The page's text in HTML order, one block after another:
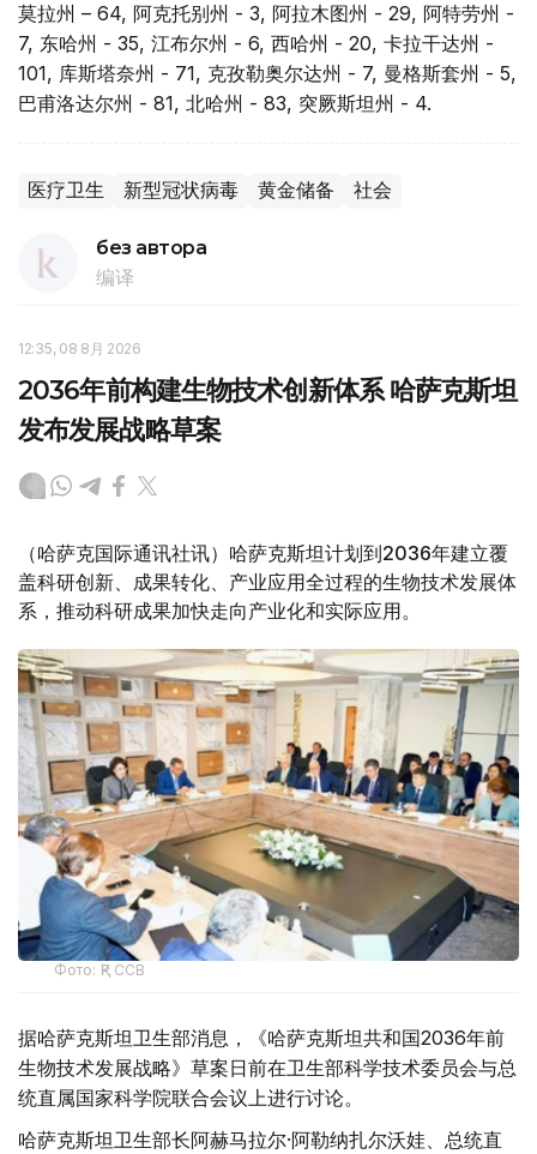
莫拉州 – 64, 阿克托别州 - 3, 阿拉木图州 - 29, 阿特劳州 -
7, 东哈州 - 35, 江布尔州 - 6, 西哈州 - 20, 卡拉干达州 -
101, 库斯塔奈州 - 71, 克孜勒奥尔达州 - 7, 曼格斯套州 - 5,
巴甫洛达尔州 - 81, 北哈州 - 83, 突厥斯坦州 - 4.
医疗卫生 新型冠状病毒 黄金储备 社会
без автора
编译
12:35, 08 8月 2026
2036年前构建生物技术创新体系 哈萨克斯坦
发布发展战略草案
（哈萨克国际通讯社讯）哈萨克斯坦计划到2036年建立覆
盖科研创新、成果转化、产业应用全过程的生物技术发展体
系，推动科研成果加快走向产业化和实际应用。
Фото: ҚР ССВ
据哈萨克斯坦卫生部消息，《哈萨克斯坦共和国2036年前
生物技术发展战略》草案日前在卫生部科学技术委员会与总
统直属国家科学院联合会议上进行讨论。
哈萨克斯坦卫生部长阿赫马拉尔·阿勒纳扎尔沃娃、总统直